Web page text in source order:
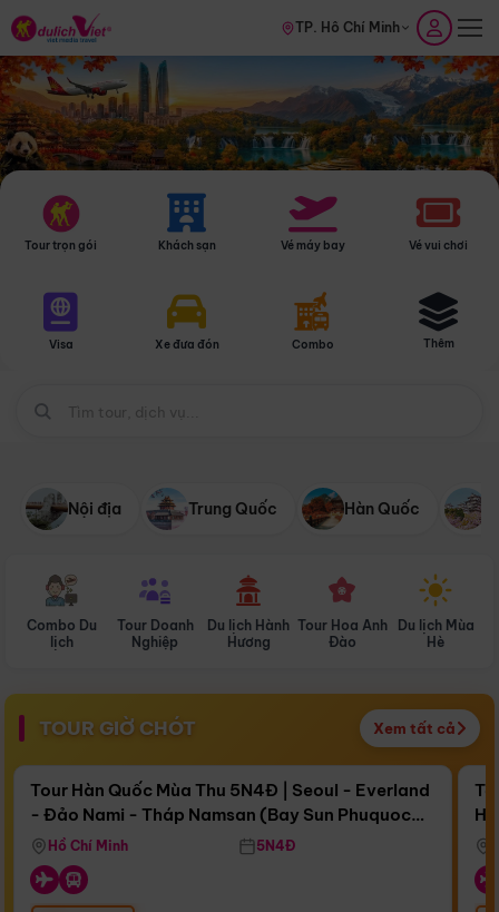
TP. Hồ Chí Minh
Tour trọn gói Khách sạn Vé máy bay Vé vui chơi
Visa Xe đưa đón Combo Thêm
Nội địa Trung Quốc Hàn Quốc
Combo Du
lịch
Tour Doanh
Nghiệp
Du lịch Hành
Hương
Tour Hoa Anh
Đào
Du lịch Mùa
Hè
TOUR GIỜ CHÓT Xem tất cả
Còn17 ngày 05:21:24
Bay Sun Phuquoc Airways
Điểm nổi bật
Tour Hàn Quốc Mùa Thu 5N4Đ | Seoul - Everland
- Đảo Nami - Tháp Namsan (Bay Sun Phuquoc
Airways)
Hồ Chí Minh 5N4Đ